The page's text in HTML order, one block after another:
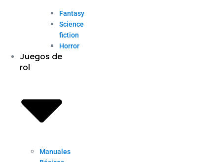
Fantasy
Science
fiction
Horror
Juegos de
rol
Manuales